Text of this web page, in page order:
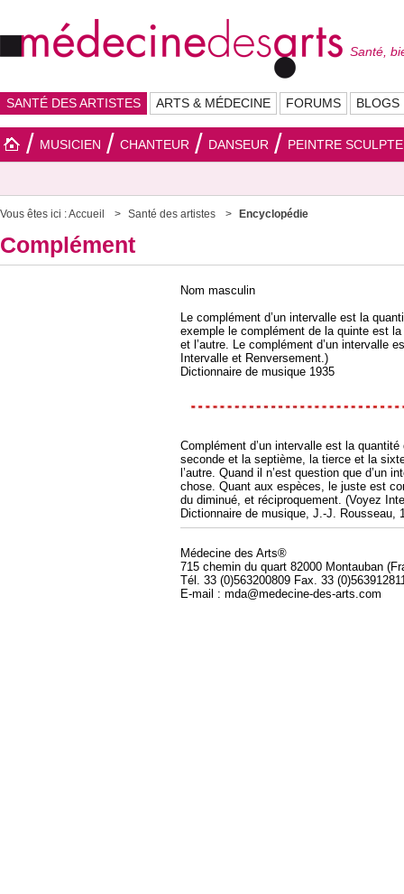
Santé,
SANTÉ DES ARTISTES ARTS & MÉDECINE FORUMS BLOGS
MUSICIEN CHANTEUR DANSEUR PEINTRE
Vous êtes ici :Accueil Santé des artistes Encyclopédie
Complément
Nom masculin
Le complément d’un intervalle est la
exemple le complément de la quinte est
et l’autre. Le complément d’un intervalle
Intervalle et Renversement.)
Dictionnaire de musique 1935
Complément d’un intervalle est la
seconde et la septième, la tierce et la
l’autre. Quand il n’est question que d’un
chose. Quant aux espèces, le juste est
du diminué, et réciproquement. (Voyez
Dictionnaire de musique, J.-J. Rousseau,
Médecine des Arts®
715 chemin du quart 82000 Montauban
Tél. 33 (0)563200809 Fax. 33
E-mail : mda@medecine-des-arts.com